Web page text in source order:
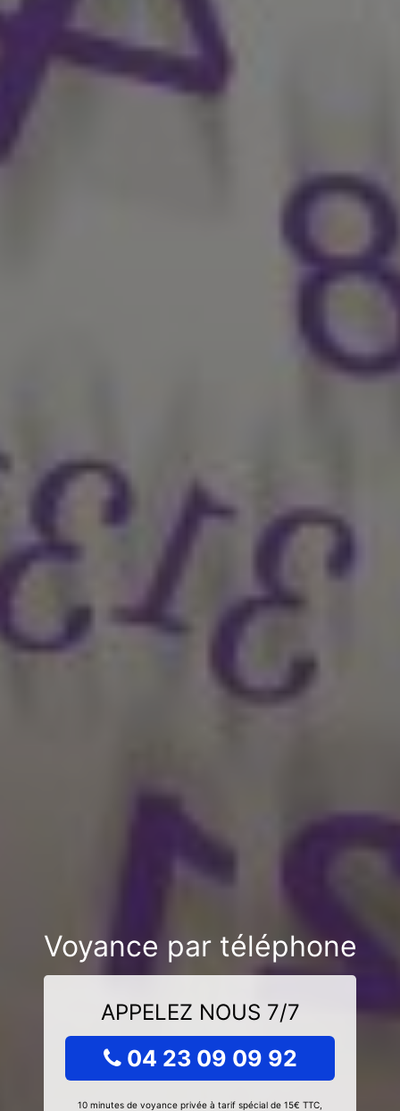
Voyance par téléphone
APPELEZ NOUS 7/7
04 23 09 09 92
10 minutes de voyance privée à tarif spécial de 15€ TTC,